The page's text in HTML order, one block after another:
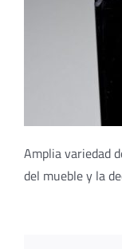
Amplia variedad
del mueble y la